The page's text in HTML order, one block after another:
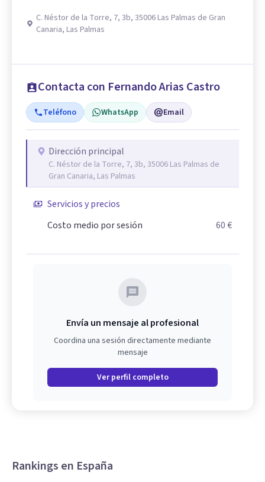
C. Néstor de la Torre, 7, 3b, 35006 Las Palmas de Gran
Canaria, Las Palmas
Contacta con Fernando Arias Castro
Teléfono WhatsApp Email
Dirección principal
C. Néstor de la Torre, 7, 3b, 35006 Las Palmas de
Gran Canaria, Las Palmas
Servicios y precios
Costo medio por sesión
60 €
Envía un mensaje al profesional
Coordina una sesión directamente mediante
mensaje
Ver perfil completo
Rankings en España